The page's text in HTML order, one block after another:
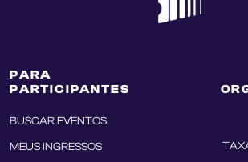
PARA
PARTICIPANTES
BUSCAR EVENTOS
MEUS INGRESSOS